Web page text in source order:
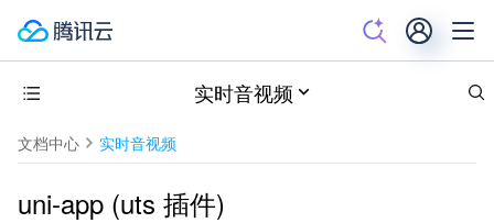
实时音视频
文档中心 实时音视频
uni-app (uts 插件)